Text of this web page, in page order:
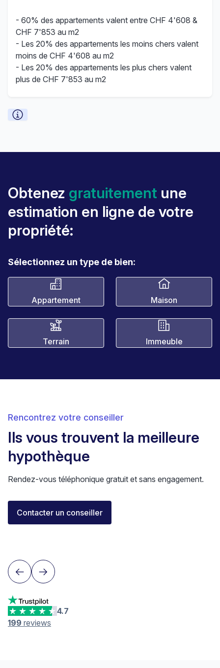
- 60% des appartements valent entre CHF 4'608 &
CHF 7'853 au m2
- Les 20% des appartements les moins chers valent
moins de CHF 4'608 au m2
- Les 20% des appartements les plus chers valent
plus de CHF 7'853 au m2
Obtenez gratuitement une
estimation en ligne de votre
propriété:
Sélectionnez un type de bien:
Appartement Maison
Terrain Immeuble
Rencontrez votre conseiller
Ils vous trouvent la meilleure
hypothèque
Rendez-vous téléphonique gratuit et sans engagement.
Contacter un conseiller
Elisa Longo
Conseillère financière IAF
4.7
199 reviews